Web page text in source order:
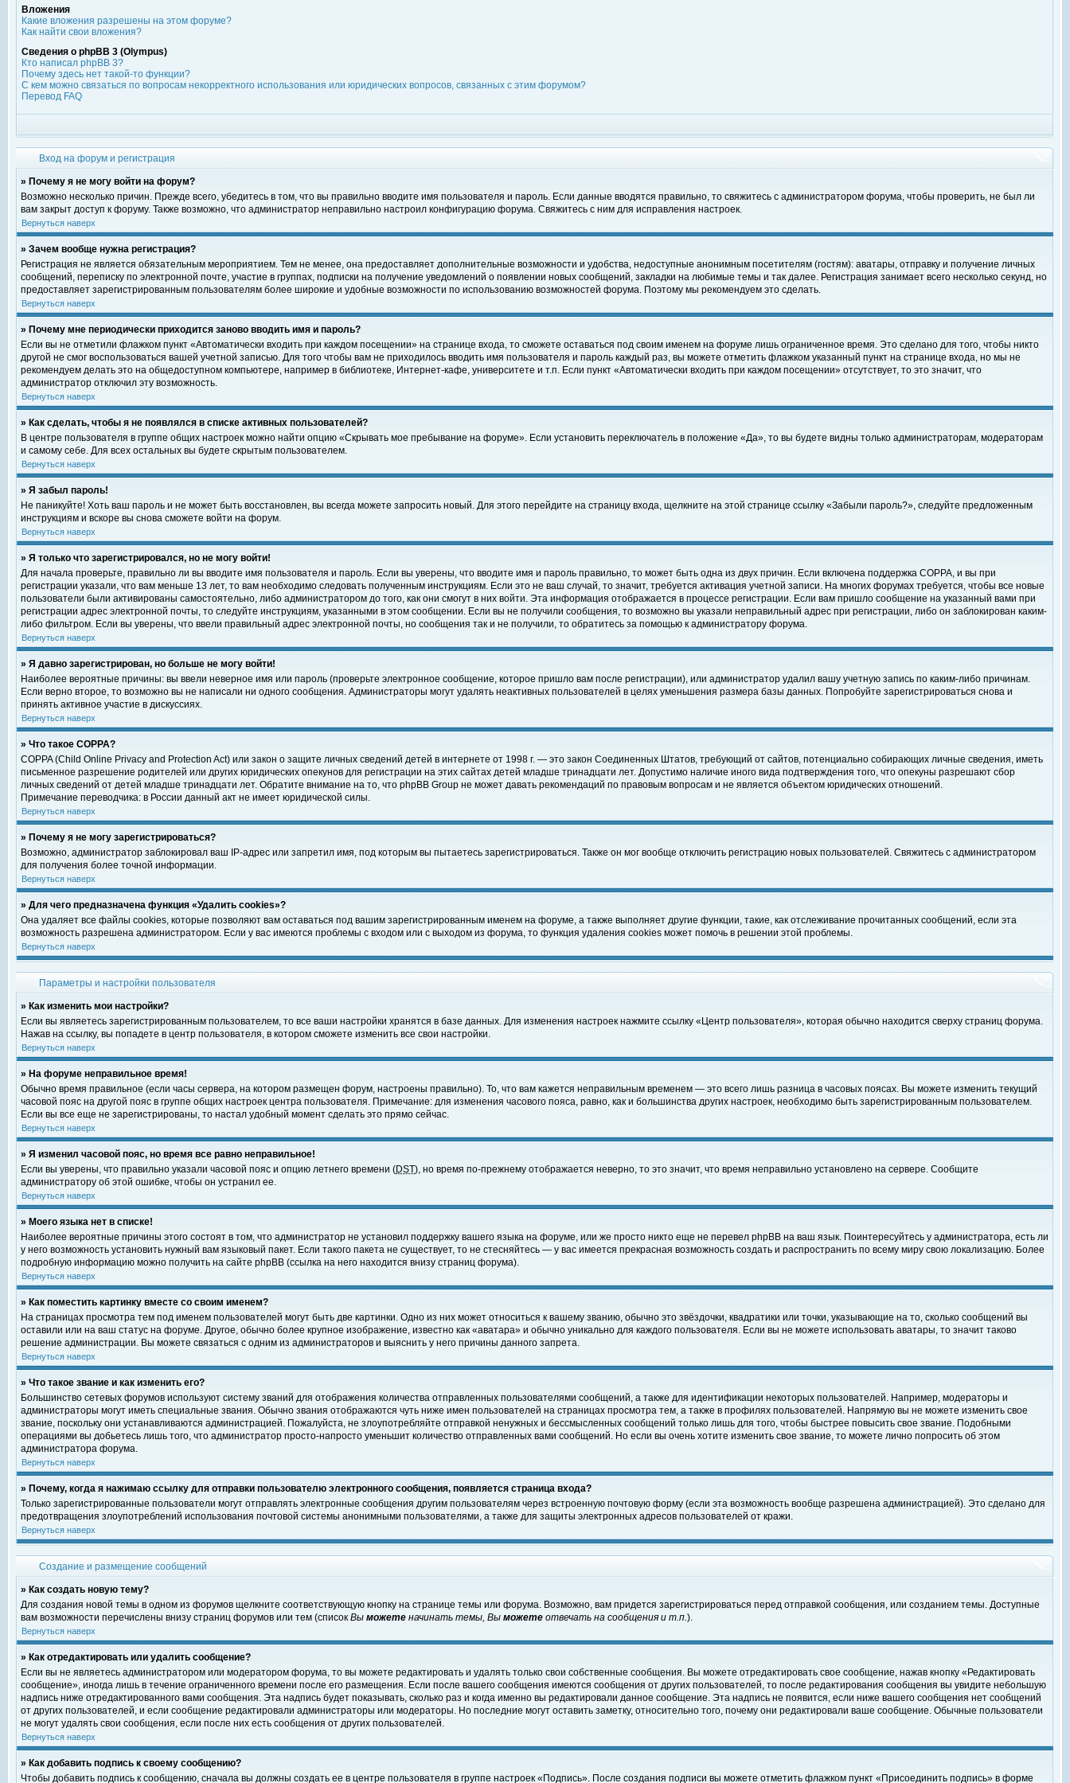
Вложения
Какие вложения разрешены на этом форуме?
Как найти свои вложения?
Сведения о phpBB 3 (Olympus)
Кто написал phpBB 3?
Почему здесь нет такой-то функции?
С кем можно связаться по вопросам некорректного использования или юридических вопросов, связанных с этим форумом?
Перевод FAQ
Вход на форум и регистрация
» Почему я не могу войти на форум?
Возможно несколько причин. Прежде всего, убедитесь в том, что вы правильно вводите имя пользователя и пароль. Если данные вводятся правильно, то свяжитесь с администратором форума, чтобы проверить, не был ли
вам закрыт доступ к форуму. Также возможно, что администратор неправильно настроил конфигурацию форума. Свяжитесь с ним для исправления настроек.
Вернуться наверх
» Зачем вообще нужна регистрация?
Регистрация не является обязательным мероприятием. Тем не менее, она предоставляет дополнительные возможности и удобства, недоступные анонимным посетителям (гостям): аватары, отправку и получение личных
сообщений, переписку по электронной почте, участие в группах, подписки на получение уведомлений о появлении новых сообщений, закладки на любимые темы и так далее. Регистрация занимает всего несколько секунд, но
предоставляет зарегистрированным пользователям более широкие и удобные возможности по использованию возможностей форума. Поэтому мы рекомендуем это сделать.
Вернуться наверх
» Почему мне периодически приходится заново вводить имя и пароль?
Если вы не отметили флажком пункт «Автоматически входить при каждом посещении» на странице входа, то сможете оставаться под своим именем на форуме лишь ограниченное время. Это сделано для того, чтобы никто
другой не смог воспользоваться вашей учетной записью. Для того чтобы вам не приходилось вводить имя пользователя и пароль каждый раз, вы можете отметить флажком указанный пункт на странице входа, но мы не
рекомендуем делать это на общедоступном компьютере, например в библиотеке, Интернет-кафе, университете и т.п. Если пункт «Автоматически входить при каждом посещении» отсутствует, то это значит, что
администратор отключил эту возможность.
Вернуться наверх
» Как сделать, чтобы я не появлялся в списке активных пользователей?
В центре пользователя в группе общих настроек можно найти опцию «Скрывать мое пребывание на форуме». Если установить переключатель в положение «Да», то вы будете видны только администраторам, модераторам
и самому себе. Для всех остальных вы будете скрытым пользователем.
Вернуться наверх
» Я забыл пароль!
Не паникуйте! Хоть ваш пароль и не может быть восстановлен, вы всегда можете запросить новый. Для этого перейдите на страницу входа, щелкните на этой странице ссылку «Забыли пароль?», следуйте предложенным
инструкциям и вскоре вы снова сможете войти на форум.
Вернуться наверх
» Я только что зарегистрировался, но не могу войти!
Для начала проверьте, правильно ли вы вводите имя пользователя и пароль. Если вы уверены, что вводите имя и пароль правильно, то может быть одна из двух причин. Если включена поддержка COPPA, и вы при
регистрации указали, что вам меньше 13 лет, то вам необходимо следовать полученным инструкциям. Если это не ваш случай, то значит, требуется активация учетной записи. На многих форумах требуется, чтобы все новые
пользователи были активированы самостоятельно, либо администратором до того, как они смогут в них войти. Эта информация отображается в процессе регистрации. Если вам пришло сообщение на указанный вами при
регистрации адрес электронной почты, то следуйте инструкциям, указанными в этом сообщении. Если вы не получили сообщения, то возможно вы указали неправильный адрес при регистрации, либо он заблокирован каким-
либо фильтром. Если вы уверены, что ввели правильный адрес электронной почты, но сообщения так и не получили, то обратитесь за помощью к администратору форума.
Вернуться наверх
» Я давно зарегистрирован, но больше не могу войти!
Наиболее вероятные причины: вы ввели неверное имя или пароль (проверьте электронное сообщение, которое пришло вам после регистрации), или администратор удалил вашу учетную запись по каким-либо причинам.
Если верно второе, то возможно вы не написали ни одного сообщения. Администраторы могут удалять неактивных пользователей в целях уменьшения размера базы данных. Попробуйте зарегистрироваться снова и
принять активное участие в дискуссиях.
Вернуться наверх
» Что такое COPPA?
COPPA (Child Online Privacy and Protection Act) или закон о защите личных сведений детей в интернете от 1998 г. — это закон Соединенных Штатов, требующий от сайтов, потенциально собирающих личные сведения, иметь
письменное разрешение родителей или других юридических опекунов для регистрации на этих сайтах детей младше тринадцати лет. Допустимо наличие иного вида подтверждения того, что опекуны разрешают сбор
личных сведений от детей младше тринадцати лет. Обратите внимание на то, что phpBB Group не может давать рекомендаций по правовым вопросам и не является объектом юридических отношений.
Примечание переводчика: в России данный акт не имеет юридической силы.
Вернуться наверх
» Почему я не могу зарегистрироваться?
Возможно, администратор заблокировал ваш IP-адрес или запретил имя, под которым вы пытаетесь зарегистрироваться. Также он мог вообще отключить регистрацию новых пользователей. Свяжитесь с администратором
для получения более точной информации.
Вернуться наверх
» Для чего предназначена функция «Удалить cookies»?
Она удаляет все файлы cookies, которые позволяют вам оставаться под вашим зарегистрированным именем на форуме, а также выполняет другие функции, такие, как отслеживание прочитанных сообщений, если эта
возможность разрешена администратором. Если у вас имеются проблемы с входом или с выходом из форума, то функция удаления cookies может помочь в решении этой проблемы.
Вернуться наверх
Параметры и настройки пользователя
» Как изменить мои настройки?
Если вы являетесь зарегистрированным пользователем, то все ваши настройки хранятся в базе данных. Для изменения настроек нажмите ссылку «Центр пользователя», которая обычно находится сверху страниц форума.
Нажав на ссылку, вы попадете в центр пользователя, в котором сможете изменить все свои настройки.
Вернуться наверх
» На форуме неправильное время!
Обычно время правильное (если часы сервера, на котором размещен форум, настроены правильно). То, что вам кажется неправильным временем — это всего лишь разница в часовых поясах. Вы можете изменить текущий
часовой пояс на другой пояс в группе общих настроек центра пользователя. Примечание: для изменения часового пояса, равно, как и большинства других настроек, необходимо быть зарегистрированным пользователем.
Если вы все еще не зарегистрированы, то настал удобный момент сделать это прямо сейчас.
Вернуться наверх
» Я изменил часовой пояс, но время все равно неправильное!
Если вы уверены, что правильно указали часовой пояс и опцию летнего времени (DST), но время по-прежнему отображается неверно, то это значит, что время неправильно установлено на сервере. Сообщите
администратору об этой ошибке, чтобы он устранил ее.
Вернуться наверх
» Моего языка нет в списке!
Наиболее вероятные причины этого состоят в том, что администратор не установил поддержку вашего языка на форуме, или же просто никто еще не перевел phpBB на ваш язык. Поинтересуйтесь у администратора, есть ли
у него возможность установить нужный вам языковый пакет. Если такого пакета не существует, то не стесняйтесь — у вас имеется прекрасная возможность создать и распространить по всему миру свою локализацию. Более
подробную информацию можно получить на сайте phpBB (ссылка на него находится внизу страниц форума).
Вернуться наверх
» Как поместить картинку вместе со своим именем?
На страницах просмотра тем под именем пользователей могут быть две картинки. Одно из них может относиться к вашему званию, обычно это звёздочки, квадратики или точки, указывающие на то, сколько сообщений вы
оставили или на ваш статус на форуме. Другое, обычно более крупное изображение, известно как «аватара» и обычно уникально для каждого пользователя. Если вы не можете использовать аватары, то значит таково
решение администрации. Вы можете связаться с одним из администраторов и выяснить у него причины данного запрета.
Вернуться наверх
» Что такое звание и как изменить его?
Большинство сетевых форумов используют систему званий для отображения количества отправленных пользователями сообщений, а также для идентификации некоторых пользователей. Например, модераторы и
администраторы могут иметь специальные звания. Обычно звания отображаются чуть ниже имен пользователей на страницах просмотра тем, а также в профилях пользователей. Напрямую вы не можете изменить свое
звание, поскольку они устанавливаются администрацией. Пожалуйста, не злоупотребляйте отправкой ненужных и бессмысленных сообщений только лишь для того, чтобы быстрее повысить свое звание. Подобными
операциями вы добьетесь лишь того, что администратор просто-напросто уменьшит количество отправленных вами сообщений. Но если вы очень хотите изменить свое звание, то можете лично попросить об этом
администратора форума.
Вернуться наверх
» Почему, когда я нажимаю ссылку для отправки пользователю электронного сообщения, появляется страница входа?
Только зарегистрированные пользователи могут отправлять электронные сообщения другим пользователям через встроенную почтовую форму (если эта возможность вообще разрешена администрацией). Это сделано для
предотвращения злоупотреблений использования почтовой системы анонимными пользователями, а также для защиты электронных адресов пользователей от кражи.
Вернуться наверх
Создание и размещение сообщений
» Как создать новую тему?
Для создания новой темы в одном из форумов щелкните соответствующую кнопку на странице темы или форума. Возможно, вам придется зарегистрироваться перед отправкой сообщения, или созданием темы. Доступные
вам возможности перечислены внизу страниц форумов или тем (список Вы можете начинать темы, Вы можете отвечать на сообщения и т.п.).
Вернуться наверх
» Как отредактировать или удалить сообщение?
Если вы не являетесь администратором или модератором форума, то вы можете редактировать и удалять только свои собственные сообщения. Вы можете отредактировать свое сообщение, нажав кнопку «Редактировать
сообщение», иногда лишь в течение ограниченного времени после его размещения. Если после вашего сообщения имеются сообщения от других пользователей, то после редактирования сообщения вы увидите небольшую
надпись ниже отредактированного вами сообщения. Эта надпись будет показывать, сколько раз и когда именно вы редактировали данное сообщение. Эта надпись не появится, если ниже вашего сообщения нет сообщений
от других пользователей, и если сообщение редактировали администраторы или модераторы. Но последние могут оставить заметку, относительно того, почему они редактировали ваше сообщение. Обычные пользователи
не могут удалять свои сообщения, если после них есть сообщения от других пользователей.
Вернуться наверх
» Как добавить подпись к своему сообщению?
Чтобы добавить подпись к сообщению, сначала вы должны создать ее в центре пользователя в группе настроек «Подпись». После создания подписи вы можете отметить флажком пункт «Присоединить подпись» в форме